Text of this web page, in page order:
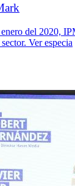
del 2020,
Ver especia